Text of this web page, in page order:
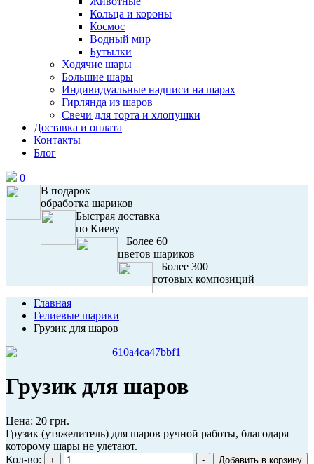
Кольца и короны
Космос
Водный мир
Бутылки
Ходячие шары
Большие шары
Индивидуальные надписи на шарах
Гирлянда из шаров
Свечи для торта и хлопушки
Доставка и оплата
Контакты
Блог
0
В подарок
обработка шариков
Быстрая доставка
по Киеву
Более 60
цветов шариков
Более 300
готовых композиций
Главная
Гелиевые шарики
Грузик для шаров
Грузик для шаров
Цена: 20 грн.
Грузик (утяжелитель) для шаров ручной работы, благодаря
которому шары не улетают.
Кол-во: